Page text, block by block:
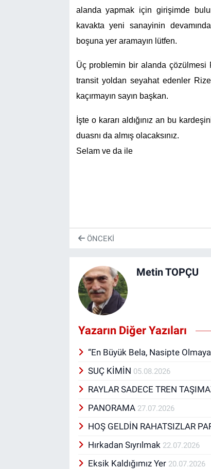
alanda yapmak için girişimde
kavakta yeni sanayinin
boşuna yer aramayın lütfen.
Üç problemin bir alanda çözülmesi
transit yoldan seyahat edenler
kaçırmayın sayın başkan.
İşte o kararı aldığınız an bu
duasnı da almış olacaksınız.
Selam ve da ile
ÖNCEKI
Metin TOPÇU
Yazarın Diğer Yazıları
“En Büyük Bela, Nasipte
SUÇ KİMİN 05.08.2026
RAYLAR SADECE TREN
PANORAMA 27.07.2026
HOŞ GELDİN RAHATSIZLAR
Hırkadan Sıyrılmak 22.07.2026
Eksik Kaldığımız Yer 20.07.2026